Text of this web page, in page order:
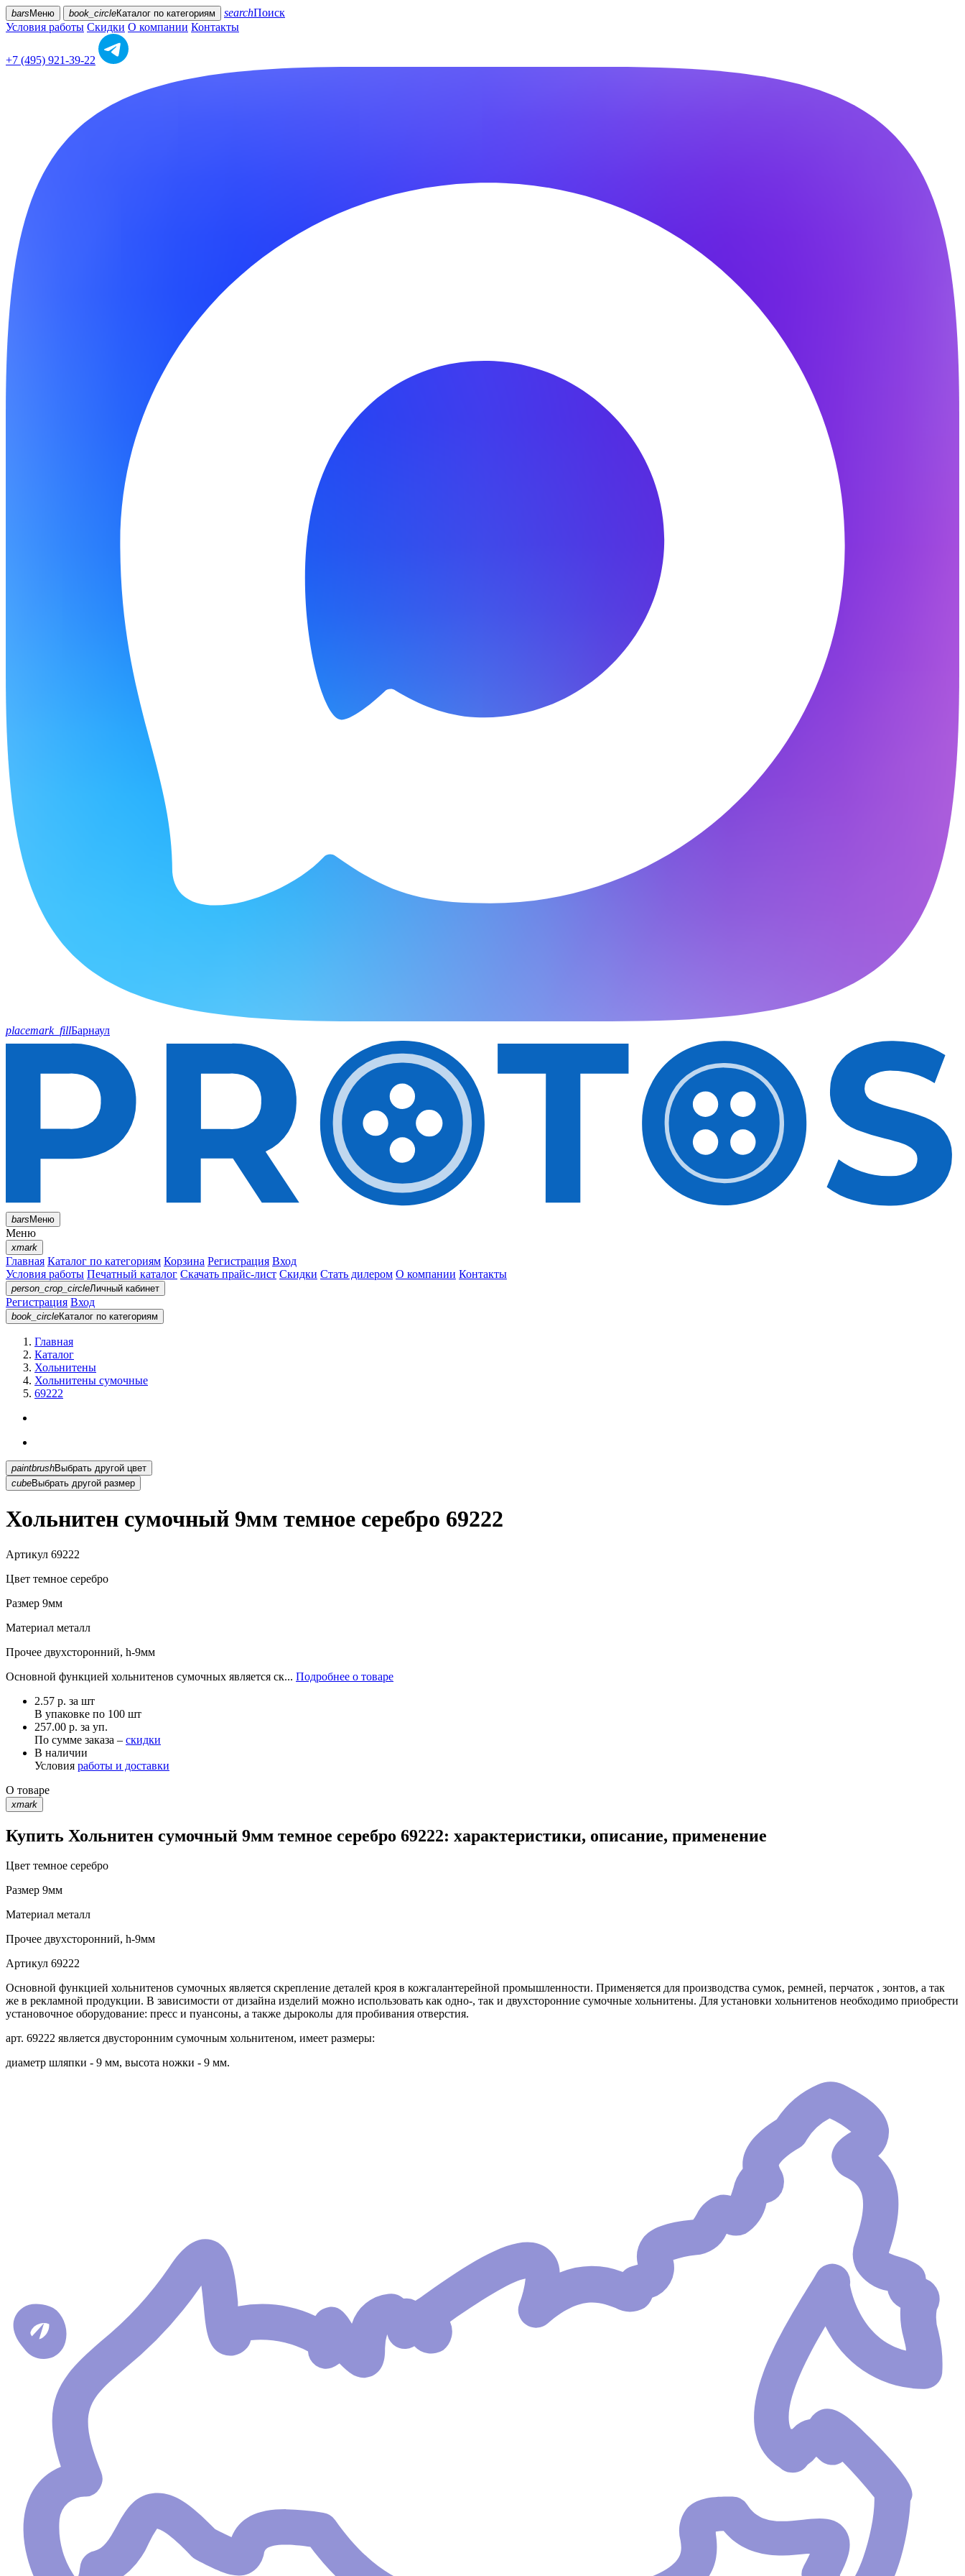
bars Меню book_circleКаталог по категориям searchПоиск
Условия работы Скидки О компании Контакты
+7 (495) 921-39-22
placemark_fillБарнаул
barsМеню
Меню
xmark
Главная Каталог по категориям Корзина Регистрация Вход
Условия работы Печатный каталог Скачать прайс-лист Скидки Стать дилером О компании Контакты
person_crop_circleЛичный кабинет
Регистрация Вход
book_circleКаталог по категориям
Главная
Каталог
Хольнитены
Хольнитены сумочные
69222
paintbrush
Выбрать другой цвет
cubeВыбрать другой размер
Хольнитен сумочный 9мм темное серебро 69222
Артикул 69222
Цвет темное серебро
Размер 9мм
Материал металл
Прочее двухсторонний, h-9мм
Основной функцией хольнитенов сумочных является ск... Подробнее о товаре
2.57 р. за шт
В упаковке по 100 шт
257.00 р. за уп.
По сумме заказа – скидки
В наличии
Условия работы и доставки
О товаре
xmark
Купить Хольнитен сумочный 9мм темное серебро 69222: характеристики, описание, применение
Цвет темное серебро
Размер 9мм
Материал металл
Прочее двухсторонний, h-9мм
Артикул 69222
Основной функцией хольнитенов сумочных является скрепление деталей кроя в кожгалантерейной промышленности. Применяется для производства сумок, ремней, перчаток , зонтов, а так
же в рекламной продукции. В зависимости от дизайна изделий можно использовать как одно-, так и двухсторонние сумочные хольнитены. Для установки хольнитенов необходимо приобрести
установочное оборудование: пресс и пуансоны, а также дыроколы для пробивания отверстия.
арт. 69222 является двусторонним сумочным хольнитеном, имеет размеры:
диаметр шляпки - 9 мм, высота ножки - 9 мм.